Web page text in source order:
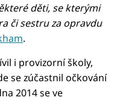
děti, se kterými
či sestru za opravdu
.
i provizorní školy,
se zúčastnil očkování
2014 se ve